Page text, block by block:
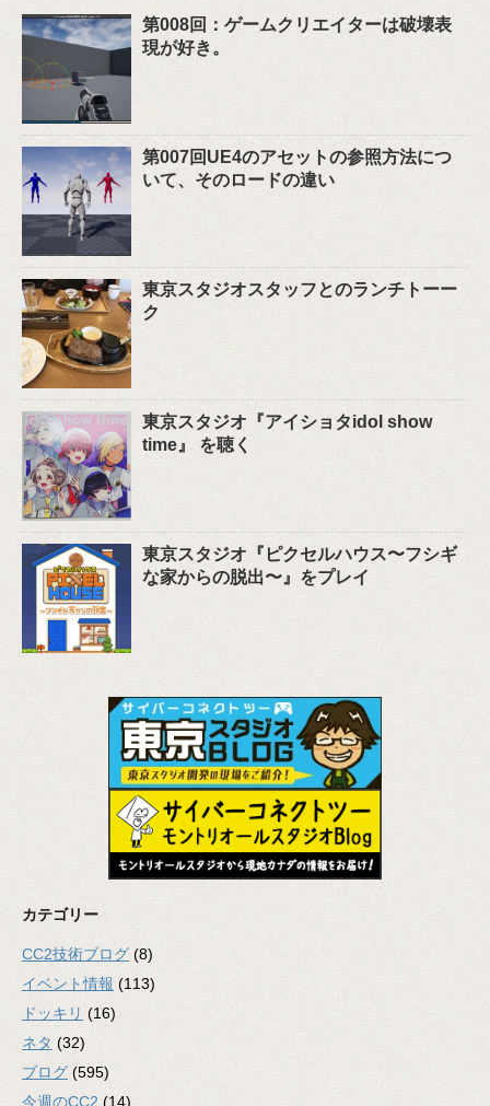
第008回：ゲームクリエイターは破壊表
現が好き。
第007回UE4のアセットの参照方法につ
いて、そのロードの違い
東京スタジオスタッフとのランチトーー
ク
東京スタジオ『アイショタidol show
time』 を聴く
東京スタジオ『ピクセルハウス〜フシギ
な家からの脱出〜』をプレイ
カテゴリー
CC2技術ブログ (8)
イベント情報 (113)
ドッキリ (16)
ネタ (32)
ブログ (595)
今週のCC2 (14)